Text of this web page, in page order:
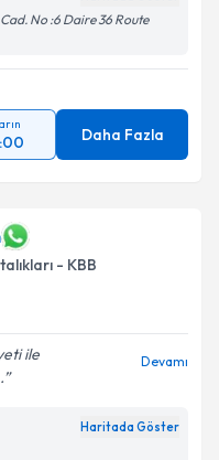
verilerimin belirtilen
Gönder
No :6 Daire 36 Route
Daha Fazla
- KBB
ile
Devamı
Haritada Göster